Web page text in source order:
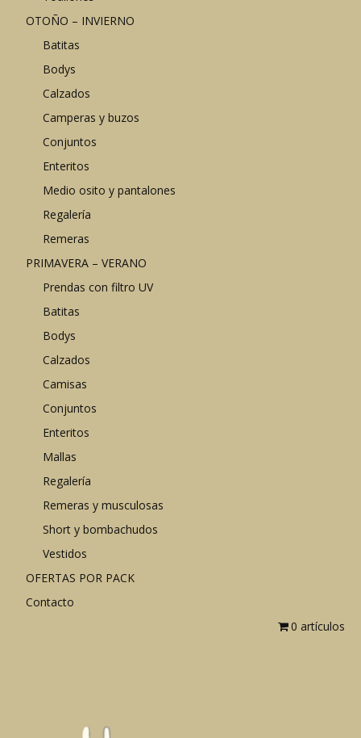
OTOÑO – INVIERNO
Batitas
Bodys
Calzados
Camperas y buzos
Conjuntos
Enteritos
Medio osito y pantalones
Regalería
Remeras
PRIMAVERA – VERANO
Prendas con filtro UV
Batitas
Bodys
Calzados
Camisas
Conjuntos
Enteritos
Mallas
Regalería
Remeras y musculosas
Short y bombachudos
Vestidos
OFERTAS POR PACK
Contacto
0 artículos